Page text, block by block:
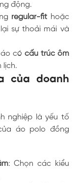
động.
regular-fit hoặc
sự thoải mái và
có cấu trúc ôm
lịch.
của doanh
nghiệp là yếu tố
áo polo đồng
: Chọn các kiểu